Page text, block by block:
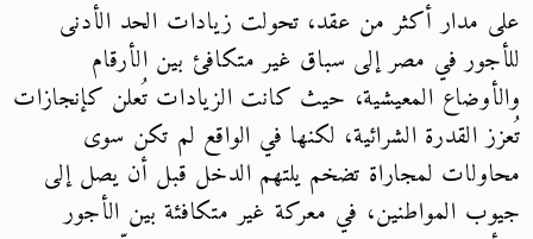
على مدار أكثر من عقد، تحولت زيادات الحد الأدنى
للأجور في مصر إلى سباق غير متكافئ بين الأرقام
والأوضاع المعيشية، حيث كانت الزيادات تُعلن كإنجازات
تُعزز القدرة الشرائية، لكنها في الواقع لم تكن سوى
محاولات لمجاراة تضخم يلتهم الدخل قبل أن يصل إلى
جيوب المواطنين، في معركة غير متكافئة بين الأجور